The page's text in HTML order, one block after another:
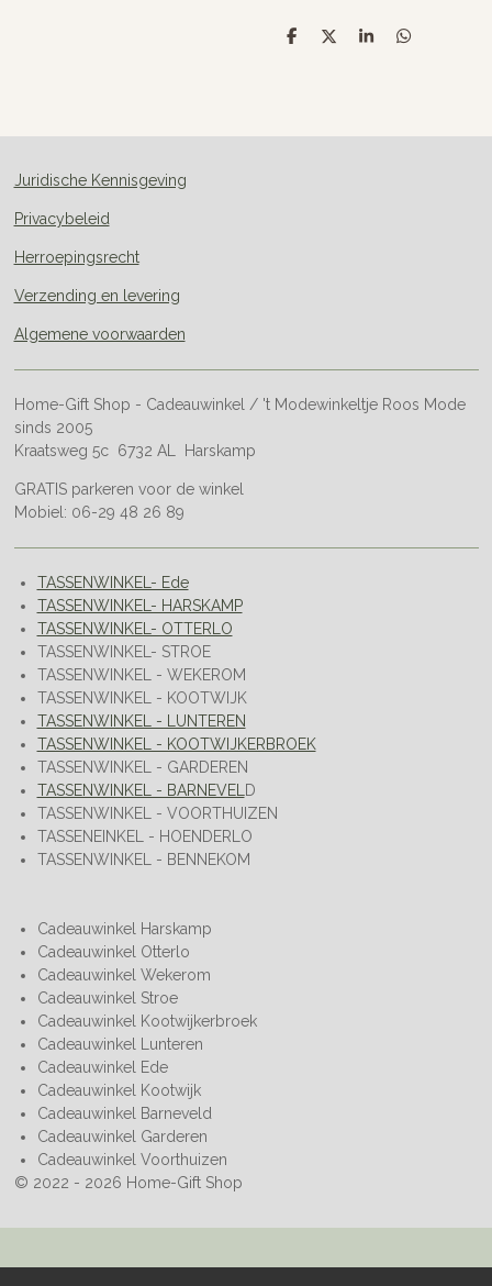
D
D
S
D
Juridische Kennisgeving
Privacybeleid
Herroepingsrecht
Verzending en levering
Algemene voorwaarden
Home-Gift Shop - Cadeauwinkel / 't Modewinkeltje Roos Mode
sinds 2005
Kraatsweg 5c 6732 AL Harskamp
GRATIS parkeren voor de winkel
Mobiel: 06-29 48 26 89
TASSENWINKEL- Ede
TASSENWINKEL- HARSKAMP
TASSENWINKEL- OTTERLO
TASSENWINKEL- STROE
TASSENWINKEL - WEKEROM
TASSENWINKEL - KOOTWIJK
TASSENWINKEL - LUNTEREN
TASSENWINKEL - KOOTWIJKERBROEK
TASSENWINKEL - GARDEREN
TASSENWINKEL - BARNEVEL
D
TASSENWINKEL - VOORTHUIZEN
TASSENEINKEL - HOENDERLO
TASSENWINKEL - BENNEKOM
Cadeauwinkel Harskamp
Cadeauwinkel Otterlo
Cadeauwinkel Wekerom
Cadeauwinkel Stroe
Cadeauwinkel Kootwijkerbroek
Cadeauwinkel Lunteren
Cadeauwinkel Ede
Cadeauwinkel Kootwijk
Cadeauwinkel Barneveld
Cadeauwinkel Garderen
Cadeauwinkel Voorthuizen
© 2022 - 2026 Home-Gift Shop